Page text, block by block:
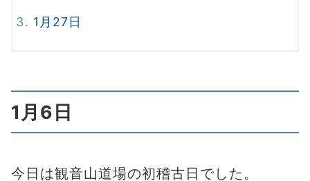
1月27日
1月6日
今日は観音山道場の初稽古日でした。